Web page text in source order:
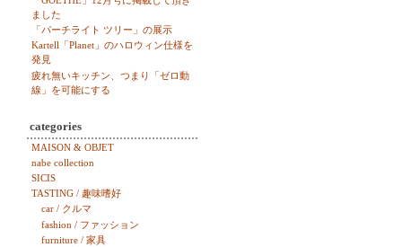
ました
「パーチライト ツリー」の展示
Kartell「Planet」のハロウィン仕様を
発見
疲れ無いキッチン、つまり「ゼロ動
線」を可能にする
categories
MAISON & OBJET
nabe collection
SICIS
TASTING / 趣味嗜好
car / クルマ
fashion / ファッション
furniture / 家具